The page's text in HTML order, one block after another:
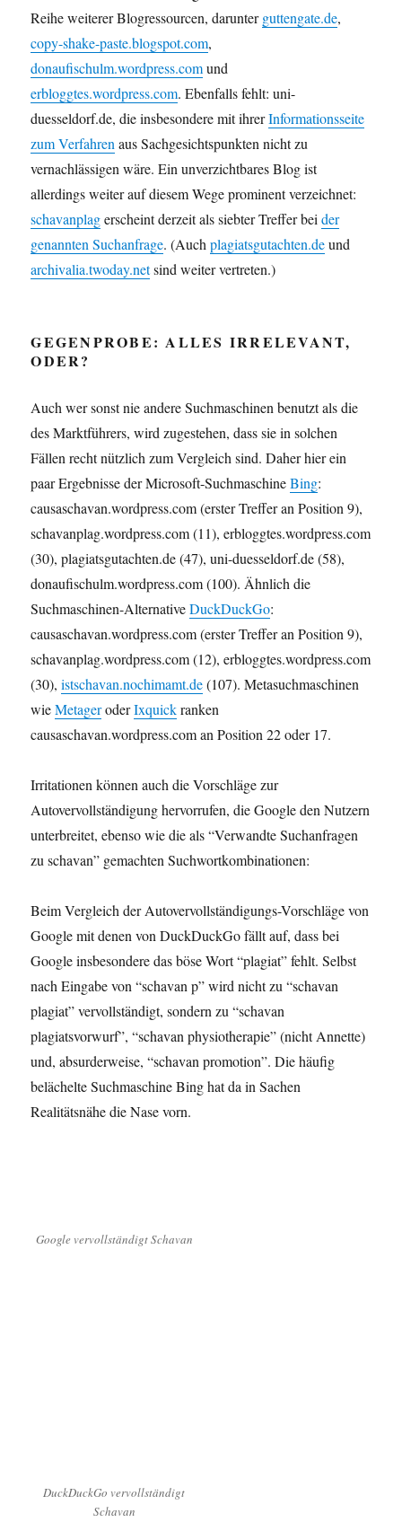
Reihe weiterer Blogressourcen, darunterguttengate.de,
copy-shake-paste.blogspot.com,
donaufischulm.wordpress.comund
erbloggtes.wordpress.com. Ebenfalls fehlt:uni-
duesseldorf.de, die insbesondere mit ihrerInformationsseite
zum Verfahrenaus Sachgesichtspunkten nicht zu
vernachlässigen wäre. Ein unverzichtbares Blog ist
allerdings weiter auf diesem Wege prominent verzeichnet:
schavanplagerscheint derzeit als siebter Treffer beider
genannten Suchanfrage. (Auchplagiatsgutachten.deund
archivalia.twoday.netsind weiter vertreten.)
GEGENPROBE: ALLES IRRELEVANT,
ODER?
Auch wer sonst nie andere Suchmaschinen benutzt als die
des Marktführers, wird zugestehen, dass sie in solchen
Fällen recht nützlich zum Vergleich sind. Daher hier ein
paar Ergebnisse der Microsoft-SuchmaschineBing:
causaschavan.wordpress.com(erster Treffer an Position 9),
schavanplag.wordpress.com(11),erbloggtes.wordpress.com
(30),plagiatsgutachten.de(47),uni-duesseldorf.de(58),
donaufischulm.wordpress.com(100). Ähnlich die
Suchmaschinen-AlternativeDuckDuckGo:
causaschavan.wordpress.com(erster Treffer an Position 9),
schavanplag.wordpress.com(12),erbloggtes.wordpress.com
(30),istschavan.nochimamt.de(107). Metasuchmaschinen
wieMetageroderIxquickranken
causaschavan.wordpress.coman Position 22 oder 17.
Irritationen können auch die Vorschläge zur
Autovervollständigung hervorrufen, die Google den Nutzern
unterbreitet, ebenso wie die als “Verwandte Suchanfragen
zu schavan” gemachten Suchwortkombinationen:
Beim Vergleich der Autovervollständigungs-Vorschläge von
Google mit denen von DuckDuckGo fällt auf, dass bei
Google insbesondere das böse Wort “plagiat” fehlt. Selbst
nach Eingabe von “schavan p” wird nicht zu “schavan
plagiat” vervollständigt, sondern zu “schavan
plagiatsvorwurf”, “schavan physiotherapie” (nicht Annette)
und, absurderweise, “schavan promotion”. Die häufig
belächelte Suchmaschine Bing hat da in Sachen
Realitätsnähe die Nase vorn.
Google vervollständigt Schavan
DuckDuckGo vervollständigt
Schavan